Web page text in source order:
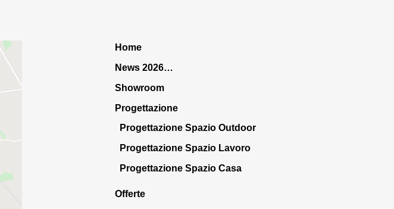
Home
News 2026…
Showroom
Progettazione
Progettazione Spazio Outdoor
Progettazione Spazio Lavoro
Progettazione Spazio Casa
Offerte